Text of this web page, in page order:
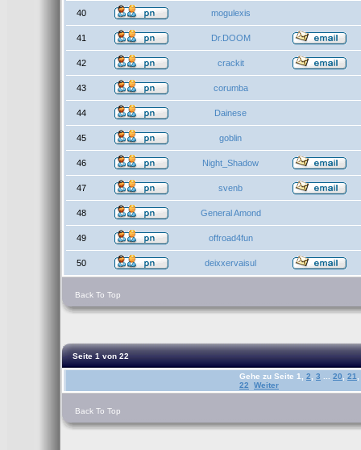
40 mogulexis
41 Dr.DOOM
42 crackit
43 corumba
44 Dainese
45 goblin
46 Night_Shadow
47 svenb
48 General Amond
49 offroad4fun
50 deixxervaisul
Back To Top
Seite 1 von 22
Gehe zu Seite 1 2 3 20 21
22
Weiter
Back To Top